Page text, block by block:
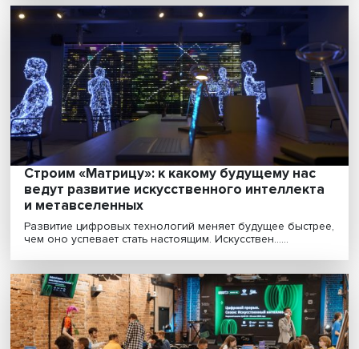
Питер Верхезен: «Главное отличие
от машины — восприятие мира и
причинно-следственных связей»
Искусственный интеллект (ИИ) внедряется
забирает на себя часть рутинных операций, оп......